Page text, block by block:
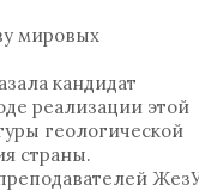
мировых
кандидат
реализации этой
геологической
страны.